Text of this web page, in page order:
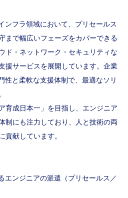
ンフラ領域において、プリセールス
まで幅広いフェーズをカバーできる
ド・ネットワーク・セキュリティな
援サービスを展開しています。企業
性と柔軟な支援体制で、最適なソリ
育成日本一」を目指し、エンジニア
制にも注力しており、人と技術の両
貢献しています。
ンジニアの派遣（プリセールス／